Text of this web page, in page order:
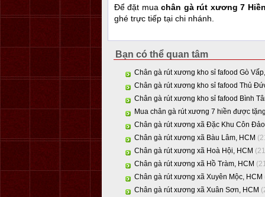
Để đặt muachân gà rút xương 7
ghé trực tiếp tại chi nhánh.
Bạn có thể quan tâm
Chân gà rút xương kho sỉ fafood Gò
Chân gà rút xương kho sỉ fafood Thủ
Chân gà rút xương kho sỉ fafood Bình
Mua chân gà rút xương 7 hiền được
Chân gà rút xương xã Đặc Khu Côn
Chân gà rút xương xã Bàu Lâm, HCM
Chân gà rút xương xã Hoà Hội, HCM
Chân gà rút xương xã Hồ Tràm, HCM
Chân gà rút xương xã Xuyên Mộc, HCM
Chân gà rút xương xã Xuân Sơn, HCM